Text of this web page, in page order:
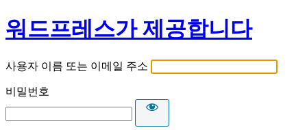
워드프레스가 제공합니다
사용자 이름 또는 이메일 주소
비밀번호